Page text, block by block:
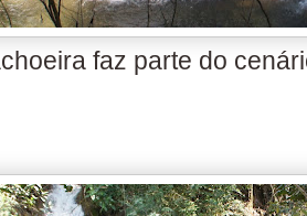
faz parte do